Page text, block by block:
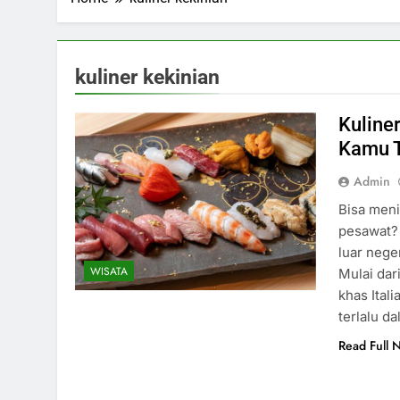
kuliner kekinian
WISATA
Kamu
Admin
Bisa
luar
Mulai
khas
terlalu
Read Full